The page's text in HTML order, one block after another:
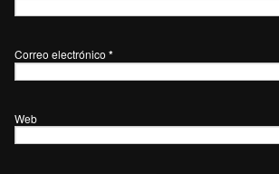
Correo electrónico *
Web